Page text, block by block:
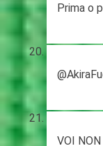
Prima o
VOI